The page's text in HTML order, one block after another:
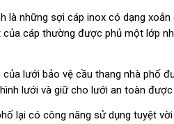
là những sợi cáp inox có dạng
cáp thường được phủ một lớp
lưới bảo vệ cầu thang nhà phố
lưới và giữ cho lưới an toàn
lại có công năng sử dụng tuyệt